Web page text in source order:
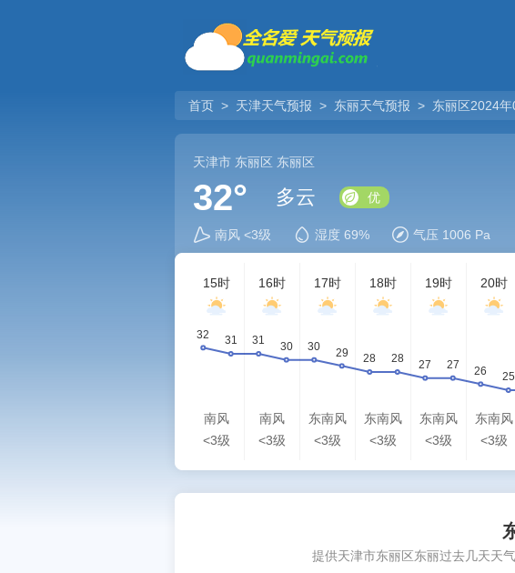
首页 > 天津天气预报 > 东丽天气预报 > 东丽区2024
天津市 东丽区 东丽区
32° 多云 优
南风 <3级 湿度 69% 气压 1006 Pa
15时
南风
<3级
16时
南风
<3级
17时
东南风
<3级
18时
东南风
<3级
19时
东南风
<3级
20时
东南风
<3级
提供天津市东丽区东丽过去几天天